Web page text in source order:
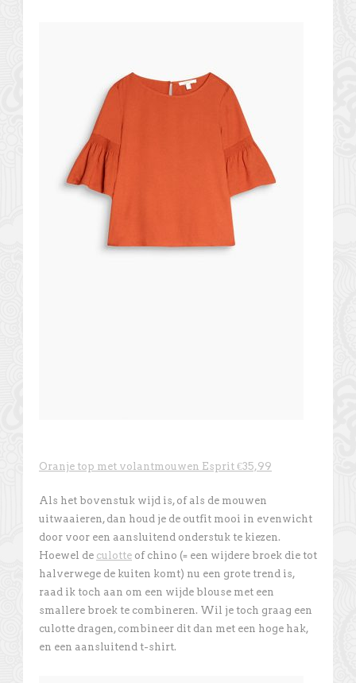
Oranje top met volantmouwen Esprit €35,99
Als het bovenstuk wijd is, of als de mouwen
uitwaaieren, dan houd je de outfit mooi in evenwicht
door voor een aansluitend onderstuk te kiezen.
Hoewel de culotte of chino (= een wijdere broek die tot
halverwege de kuiten komt) nu een grote trend is,
raad ik toch aan om een wijde blouse met een
smallere broek te combineren. Wil je toch graag een
culotte dragen, combineer dit dan met een hoge hak,
en een aansluitend t-shirt.